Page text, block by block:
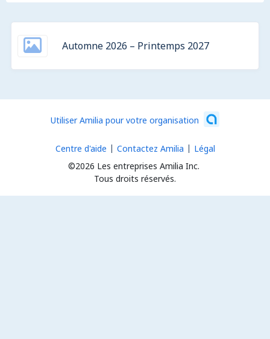
Automne 2026 – Printemps 2027
Utiliser Amilia pour votre organisation
©2026 Les entreprises Amilia Inc.
Tous droits réservés.
Centre d'aide Contactez Amilia Légal